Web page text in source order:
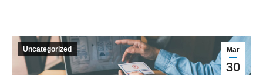
Mar
30
Uncategorized